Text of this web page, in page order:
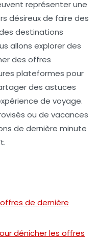
représenter une
désireux de faire des
destinations
allons explorer des
des offres
plateformes pour
des astuces
de voyage.
ou de vacances
de dernière minute
de dernière
dénicher les offres